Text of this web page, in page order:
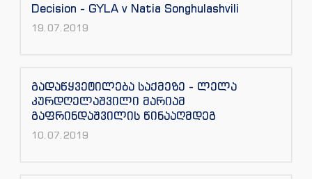
Decision - GYLA v Natia Songhulashvili
19.07.2019
გადაწყვეტილება საქმეზე - ლელა
კურდღელაშვილი მარიამ
გაფრინდაშვილის წინააღმდეგ
10.07.2019